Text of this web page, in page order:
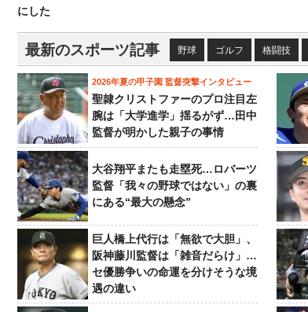
にした
最新のスポーツ記事 野球 ゴルフ 格闘技
2026年夏の甲子園 監督突撃インタビュー
聖隷クリストファーのプロ注目左
腕は「大学進学」揺るがず…田中
監督が明かした親子の事情
大谷翔平またも走塁死…ロバーツ
監督「我々の野球ではない」の裏
にある“最大の懸念”
巨人橋上代行は「無欲で大胆」、
阪神藤川監督は「雑音だらけ」…
セ優勝争いの命運を分けそうな境
遇の違い